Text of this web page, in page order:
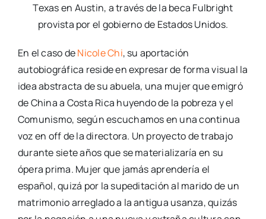
Texas en Austin, a través de la beca Fulbright
provista por el gobierno de Estados Unidos.
En el caso deNicole Chi, su aportación
autobiográfica reside en expresar de forma visual la
idea abstracta de su abuela, una mujer que emigró
de China a Costa Rica huyendo de la pobreza y el
Comunismo, según escuchamos en una continua
voz en off de la directora. Un proyecto de trabajo
durante siete años que se materializaría en su
ópera prima. Mujer que jamás aprendería el
español, quizá por la supeditación al marido de un
matrimonio arreglado a la antigua usanza, quizás